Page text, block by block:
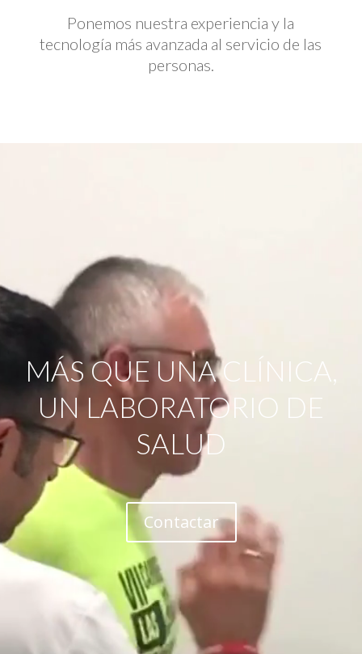
Ponemos nuestra experiencia y la
tecnología más avanzada al servicio de las
personas.
MÁS QUE UNA CLÍNICA,
UN LABORATORIO DE
SALUD
Contactar